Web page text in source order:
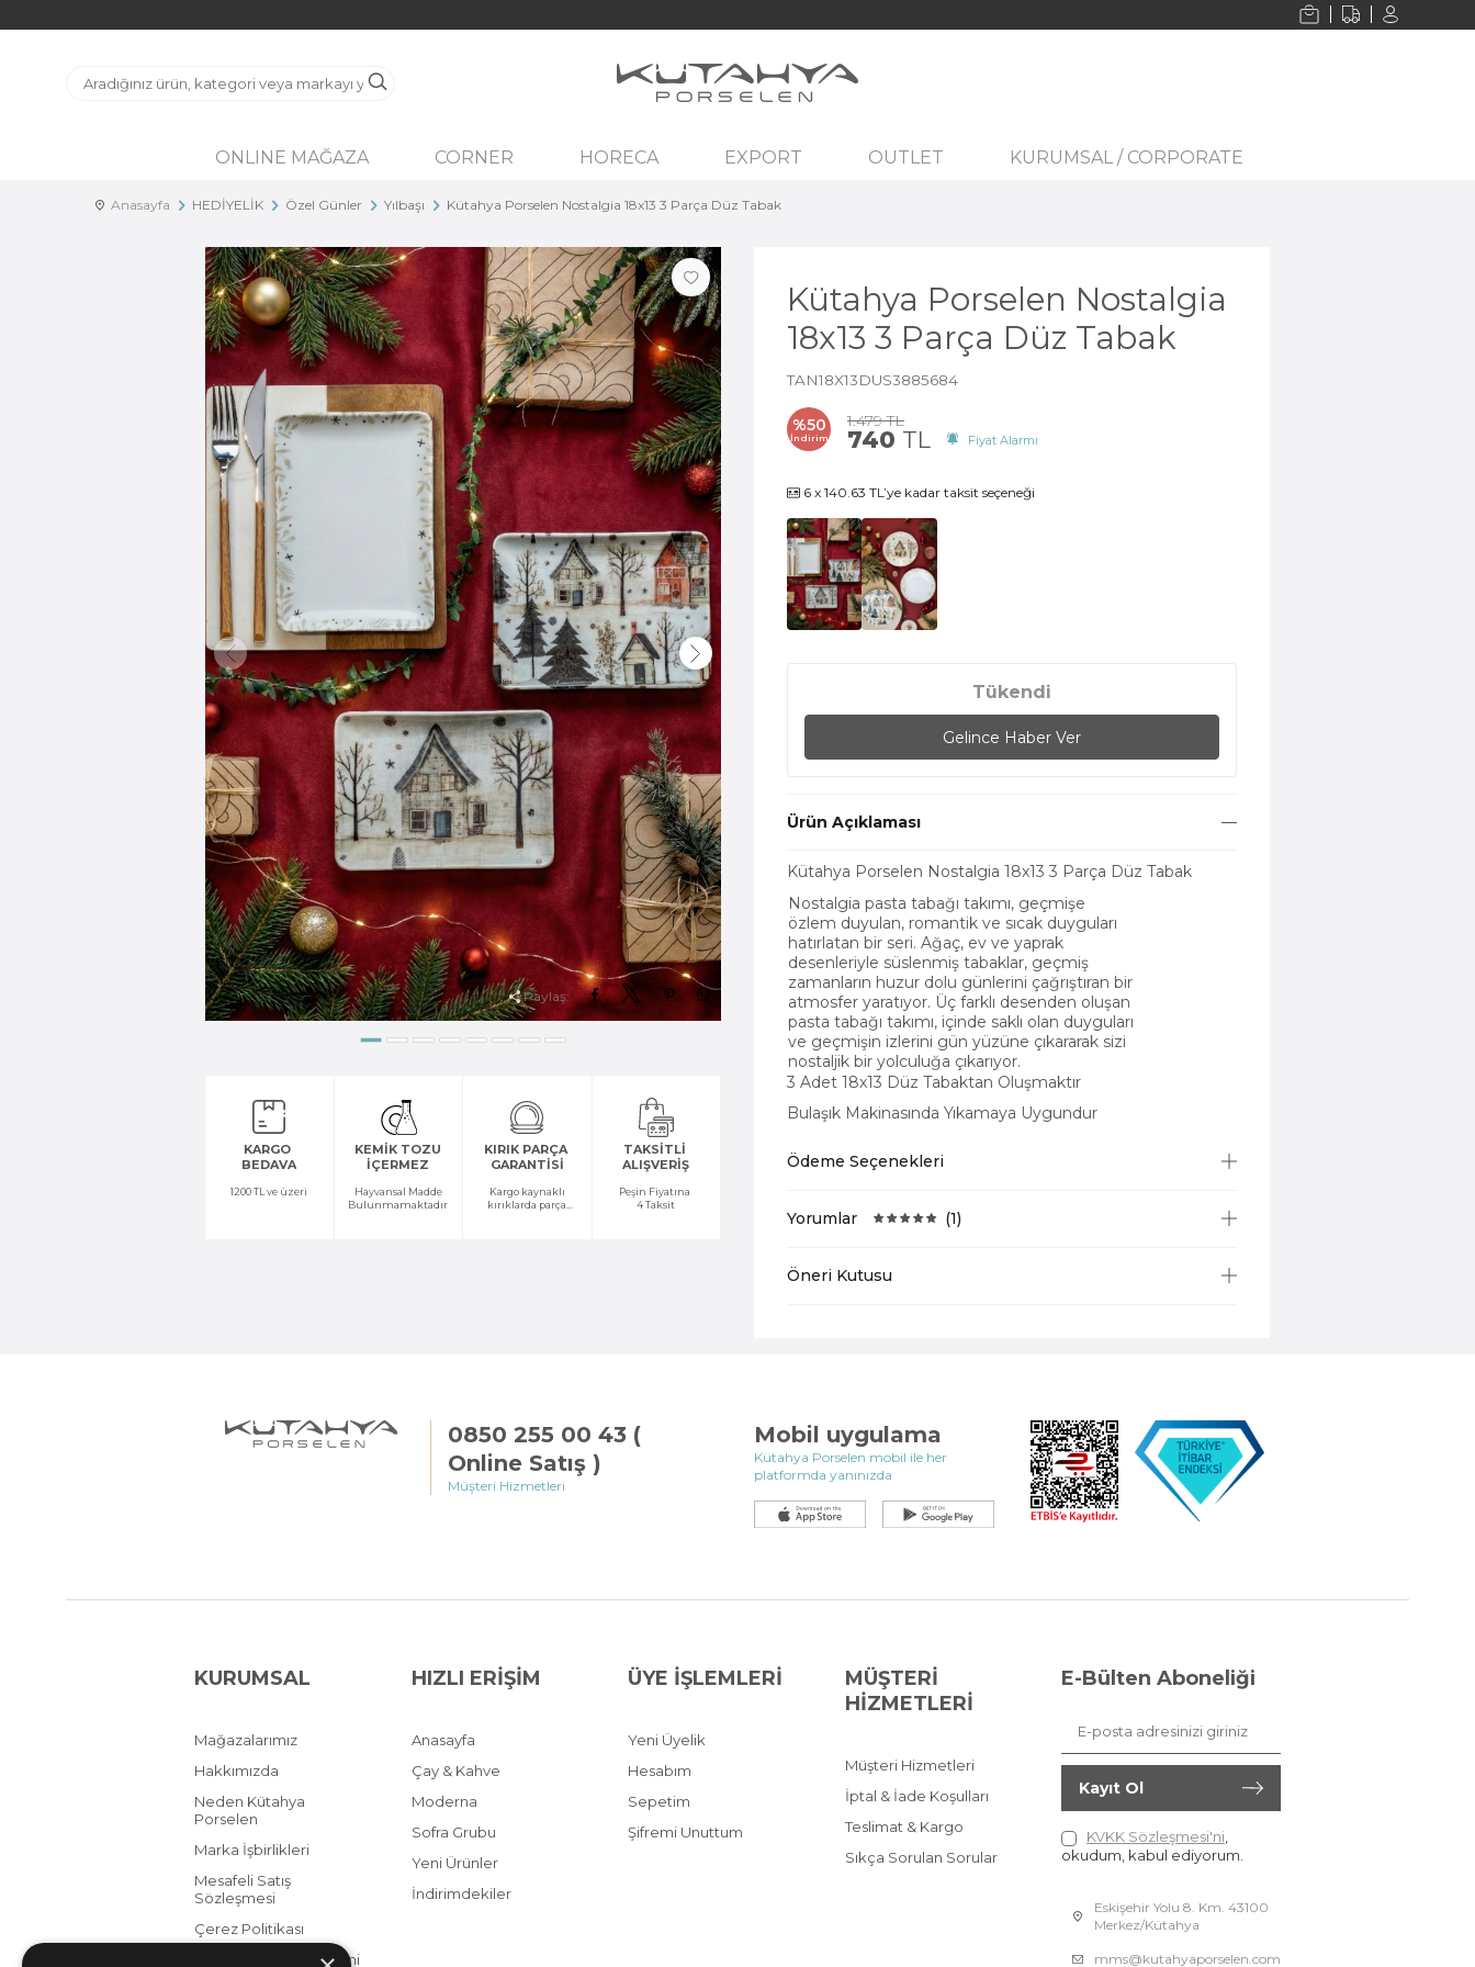
ONLINE MAĞAZA CORNER HORECA EXPORT OUTLET KURUMSAL / CORPORATE
Anasayfa HEDİYELİK Özel Günler Yılbaşı Kütahya Porselen Nostalgia 18x13 3 Parça Düz Tabak
Paylaş:
KARGO
BEDAVA
1200 TL ve üzeri
KEMİK TOZU
İÇERMEZ
Hayvansal Madde
Bulunmamaktadır
KIRIK PARÇA
GARANTİSİ
Kargo kaynaklı
kırıklarda parça
TAKSİTLİ
ALIŞVERİŞ
Peşin Fiyatına
4 Taksit
Kütahya Porselen Nostalgia
18x13 3 Parça Düz Tabak
TAN18X13DUS3885684
%50
İndirim
1.479TL
740 TL Fiyat Alarmı
6 x 140.63 TL’ye kadar taksit seçeneği
Tükendi
Gelince Haber Ver
Ürün Açıklaması
Kütahya Porselen Nostalgia 18x13 3 Parça Düz Tabak
Nostalgia pasta tabağı takımı, geçmişe
özlem duyulan, romantik ve sıcak duyguları
hatırlatan bir seri. Ağaç, ev ve yaprak
desenleriyle süslenmiş tabaklar, geçmiş
zamanların huzur dolu günlerini çağrıştıran bir
atmosfer yaratıyor. Üç farklı desenden oluşan
pasta tabağı takımı, içinde saklı olan duyguları
ve geçmişin izlerini gün yüzüne çıkararak sizi
nostaljik bir yolculuğa çıkarıyor.
3 Adet 18x13 Düz Tabaktan Oluşmaktır
Bulaşık Makinasında Yıkamaya Uygundur
Ödeme Seçenekleri
Yorumlar (1)
Öneri Kutusu
0850 255 00 43 (
Online Satış )
Müşteri Hizmetleri
Mobil uygulama
Kütahya Porselen mobil ile her
platformda yanınızda
KURUMSAL
Mağazalarımız
Hakkımızda
Neden Kütahya
Porselen
Marka İşbirlikleri
Mesafeli Satış
Sözleşmesi
Çerez Politikası
KVKK Aydınlatma Metni
HIZLI ERİŞİM
Anasayfa
Çay & Kahve
Moderna
Sofra Grubu
Yeni Ürünler
İndirimdekiler
ÜYE İŞLEMLERİ
Yeni Üyelik
Hesabım
Sepetim
Şifremi Unuttum
MÜŞTERİ
HİZMETLERİ
Müşteri Hizmetleri
İptal & İade Koşulları
Teslimat & Kargo
Sıkça Sorulan Sorular
E-Bülten Aboneliği
Kayıt Ol
KVKK Sözleşmesi'ni,
okudum, kabul ediyorum.
Eskişehir Yolu 8. Km. 43100
Merkez/Kütahya
mms@kutahyaporselen.com